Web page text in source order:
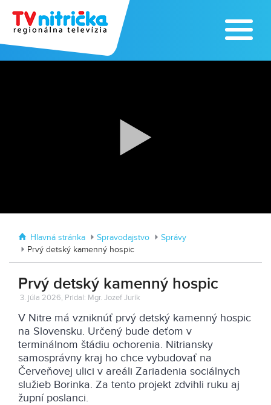
Výrobe medu zasvätil celý svoj život
Hlavná stránka Spravodajstvo
Správy
Prvý detský kamenný hospic
Prvý detský kamenný hospic
3. júla 2026, Pridal: Mgr. Jozef Jurík
V Nitre má vzniknúť prvý detský kamenný hospic
na Slovensku. Určený bude deťom v
terminálnom štádiu ochorenia. Nitriansky
samosprávny kraj ho chce vybudovať na
Červeňovej ulici v areáli Zariadenia sociálnych
služieb Borinka. Za tento projekt zdvihli ruku aj
župní poslanci.